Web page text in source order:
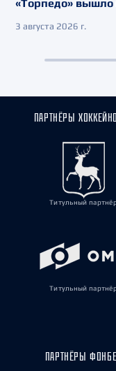
«Торпедо» вышло
3 августа 2026 г.
ПАРТНЁРЫ
Титульный
Титульный
ПАРТНЁРЫ